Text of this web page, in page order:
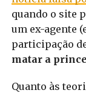
quando o site
um ex-agente
participação
matar a
Quanto às